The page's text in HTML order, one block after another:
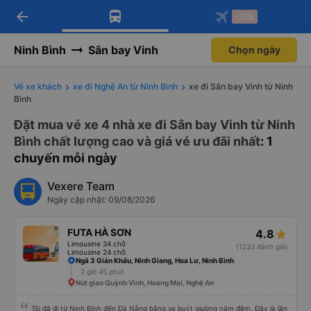
Tải app Vexere ngay!
Nhận ưu đãi thành viên độc
Mở app
Tải app Vexere
-30k/ghế khi đặt vé máy bay qua
Mở app
arrow_back -30k
Ninh Bình Sân bay Vinh Chọn ngày
Vé xe khách xe đi Nghệ An từ Ninh Bình
xe đi Sân bay Vinh từ Ninh
Bình
Đặt mua vé xe 4 nhà xe đi Sân bay Vinh từ Ninh
Bình chất lượng cao và giá vé ưu đãi nhất: 1
chuyến mỗi ngày
Vexere Team
Ngày cập nhật: 09/08/2026
FUTA HÀ SƠN
Limousine 34 chỗ
Limousine 24 chỗ
4.8
(1233 đánh giá)
Ngã 3 Gián Khẩu, Ninh Giang, Hoa Lư, Ninh Bình
2 giờ 45 phút
Nút giao Quỳnh Vinh, Hoàng Mai, Nghệ An
Tôi đã đi từ Ninh Bình đến Đà Nẵng bằng xe buýt giường nằm đêm. Đây là lần